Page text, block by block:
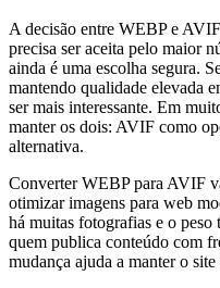
A decisão entre WEBP e
precisa ser aceita pelo maior
ainda é uma escolha segura.
mantendo qualidade elevada
ser mais interessante. Em
manter os dois: AVIF como
alternativa.
Converter WEBP para AVIF
otimizar imagens para web
há muitas fotografias e o peso
quem publica conteúdo com
mudança ajuda a manter o